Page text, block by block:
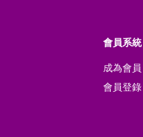
會員系統
成為會員
會員登錄